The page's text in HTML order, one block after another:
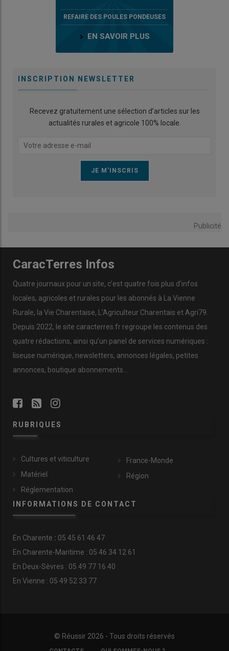
REFAIRE DES POULES PONDEUSES
EN SAVOIR PLUS
INSCRIPTION NEWSLETTER
Recevez gratuitement une sélection d’articles sur les
actualités rurales et agricole 100% locale.
Publicité
CaracTerres Infos
Quatre journaux pour un site, c’est quatre fois plus d’infos
locales, agricoles et rurales pour les abonnés à La Vienne
Rurale, la Vie Charentaise, L’Agriculteur Charentais et Agri79.
Depuis 2022, le site caracterres.fr regroupe les contenus des
quatre rédactions, ainsi qu’un panel de services numériques :
liseuse numérique, newsletters, annonces légales, petites
annonces, boutique abonnements…
RUBRIQUES
Cultures et viticulture
Matériel
Réglementation
France-Monde
Région
INFORMATIONS DE CONTACT
En Charente : 05 45 61 46 47
En Charente-Maritime : 05 46 34 12 61
En Deux-Sèvres : 05 49 77 16 40
En Vienne : 05 49 52 33 77
© Réussir 2026 - Tous droits réservés